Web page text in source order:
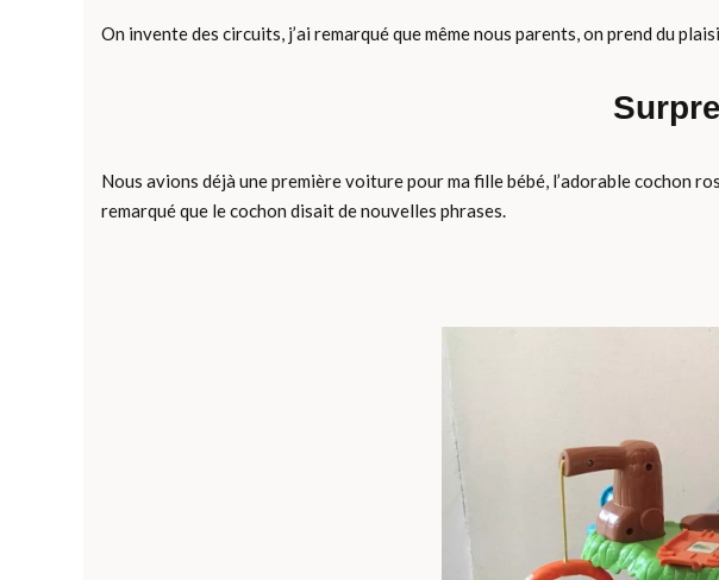
On invente des circuits, j’ai remarqué que même nous parents, on prend du
Nous avions déjà une première voiture pour ma fille bébé, l’adorable cochon
remarqué que le cochon disait de nouvelles phrases.